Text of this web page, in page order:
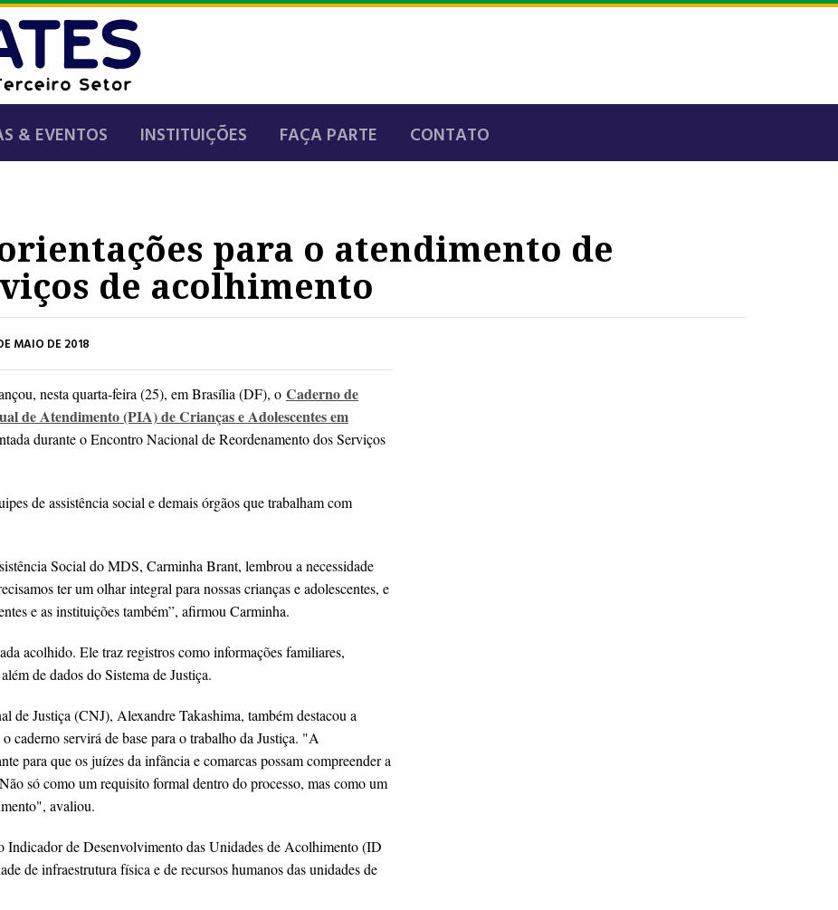
& EVENTOS INSTITUIÇÕES FAÇA PARTE CONTATO
para o atendimento de
de acolhimento
MAIO DE 2018
nesta quarta-feira (25), em Brasília (DF), o Caderno de
de Atendimento (PIA) de Crianças e Adolescentes em
durante o Encontro Nacional de Reordenamento dos Serviços
de assistência social e demais órgãos que trabalham com
Social do MDS, Carminha Brant, lembrou a necessidade
ter um olhar integral para nossas crianças e adolescentes, e
e as instituições também”, afirmou Carminha.
acolhido. Ele traz registros como informações familiares,
de dados do Sistema de Justiça.
Justiça (CNJ), Alexandre Takashima, também destacou a
caderno servirá de base para o trabalho da Justiça. "A
para que os juízes da infância e comarcas possam compreender a
só como um requisito formal dentro do processo, mas como um
avaliou.
Indicador de Desenvolvimento das Unidades de Acolhimento (ID
de infraestrutura física e de recursos humanos das unidades de